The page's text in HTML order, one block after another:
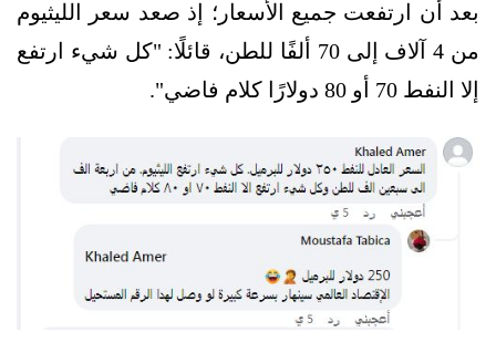
بعد أن ارتفعت جميع الأسعار؛ إذ صعد سعر الليثيوم
من 4 آلاف إلى 70 ألفًا للطن، قائلًا: "كل شيء ارتفع
إلا النفط 70 أو 80 دولارًا كلام فاضي".